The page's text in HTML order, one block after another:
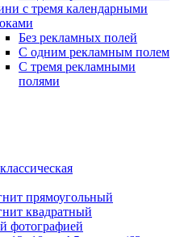
с тремя календарными
Без рекламных полей
С одним рекламным полем
С тремя рекламными
полями
прямоугольный
квадратный
фотографией